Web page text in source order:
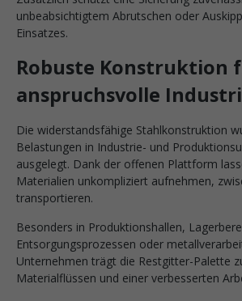
unbeabsichtigtem Abrutschen oder
Einsatzes.
Robuste Konstruktion
anspruchsvolle
Die widerstandsfähige Stahlkonstruktion
Belastungen in Industrie- und
ausgelegt. Dank der offenen Plattform
Materialien unkompliziert aufnehmen,
transportieren.
Besonders in Produktionshallen,
Entsorgungsprozessen oder
Unternehmen trägt die Restgitter-Palette
Materialflüssen und einer verbesserten